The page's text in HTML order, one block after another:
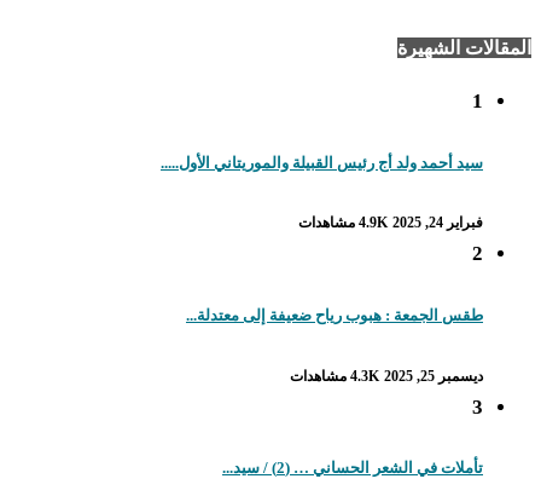
المقالات الشهيرة
1
سيد أحمد ولد أج رئيس القبيلة والموريتاني الأول.....
فبراير 24, 2025 4.9K مشاهدات
2
طقس الجمعة : هبوب رياح ضعيفة إلى معتدلة...
ديسمبر 25, 2025 4.3K مشاهدات
3
تأملات في الشعر الحساني … (2) / سيد...